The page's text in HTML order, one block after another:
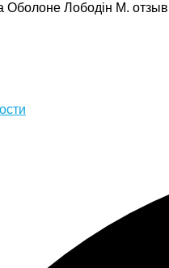
Лободін М.